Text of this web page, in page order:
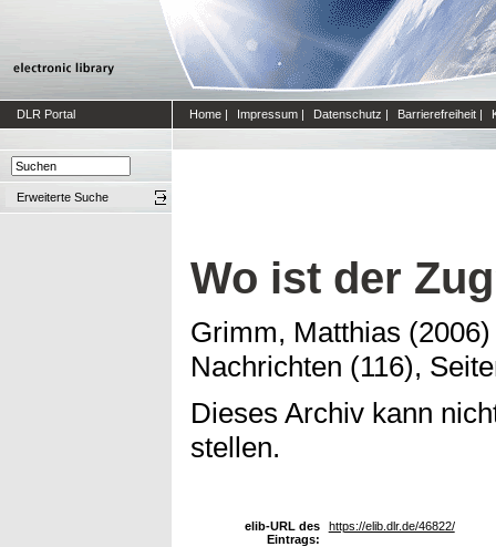
DLR Portal Home | Impressum | Datenschutz | Barrierefreiheit |
Erweiterte Suche
Wo ist der
Grimm, Matthias
Nachrichten (116),
Dieses Archiv kann
stellen.
elib-URL des
Eintrags:
https://elib.dlr.de/46822/